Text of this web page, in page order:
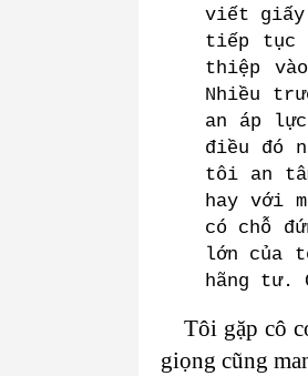
viết giấy
tiếp tục
thiệp
Nhiều
an áp
điều đó
tôi an
hay với
có chỗ
lớn của
hãng tư.
Tôi gặp cô
giọng cũng